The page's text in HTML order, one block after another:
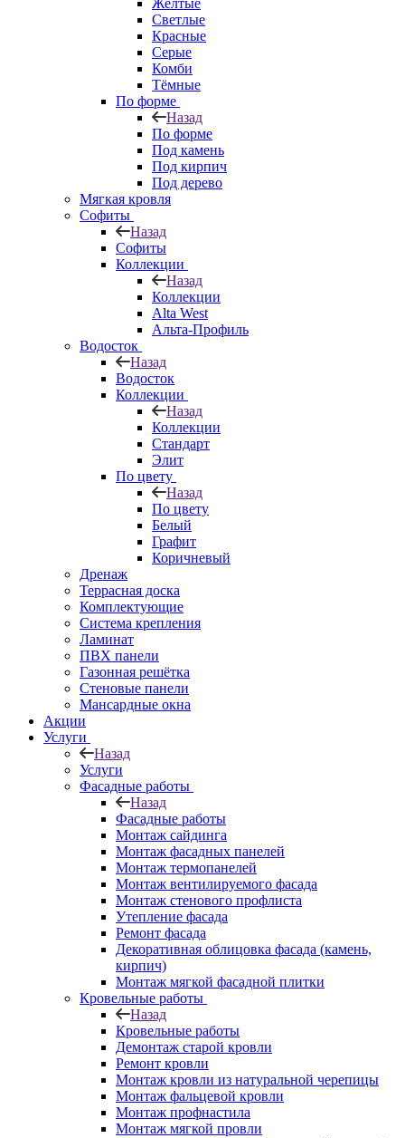
Жёлтые
Светлые
Красные
Серые
Комби
Тёмные
По форме
Назад
По форме
Под камень
Под кирпич
Под дерево
Мягкая кровля
Софиты
Назад
Софиты
Коллекции
Назад
Коллекции
Alta West
Альта-Профиль
Водосток
Назад
Водосток
Коллекции
Назад
Коллекции
Стандарт
Элит
По цвету
Назад
По цвету
Белый
Графит
Коричневый
Дренаж
Террасная доска
Комплектующие
Система крепления
Ламинат
ПВХ панели
Газонная решётка
Стеновые панели
Мансардные окна
Акции
Услуги
Назад
Услуги
Фасадные работы
Назад
Фасадные работы
Монтаж сайдинга
Монтаж фасадных панелей
Монтаж термопанелей
Монтаж вентилируемого фасада
Монтаж стенового профлиста
Утепление фасада
Ремонт фасада
Декоративная облицовка фасада (камень,
кирпич)
Монтаж мягкой фасадной плитки
Кровельные работы
Назад
Кровельные работы
Демонтаж старой кровли
Ремонт кровли
Монтаж кровли из натуральной черепицы
Монтаж фальцевой кровли
Монтаж профнастила
Монтаж мягкой провли